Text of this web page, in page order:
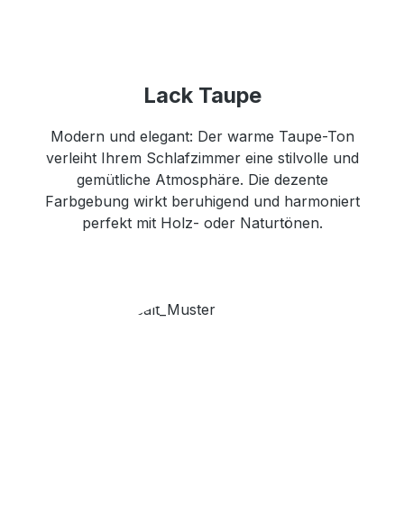
Lack Taupe
Modern und elegant: Der warme Taupe-Ton
verleiht Ihrem Schlafzimmer eine stilvolle und
gemütliche Atmosphäre. Die dezente
Farbgebung wirkt beruhigend und harmoniert
perfekt mit Holz- oder Naturtönen.